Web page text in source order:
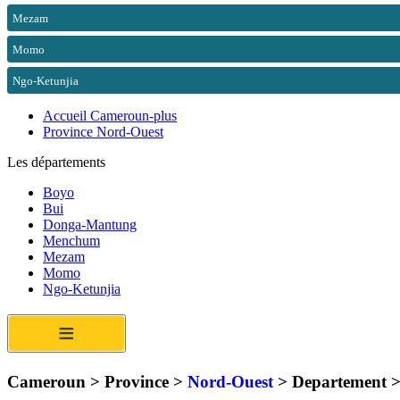
Mezam
Momo
Ngo-Ketunjia
Accueil Cameroun-plus
Province Nord-Ouest
Les départements
Boyo
Bui
Donga-Mantung
Menchum
Mezam
Momo
Ngo-Ketunjia
≡
Cameroun > Province > Nord-Ouest> Departement